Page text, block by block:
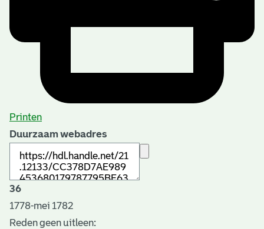
Printen
Duurzaam webadres
36
1778-mei 1782
Reden geen uitleen: